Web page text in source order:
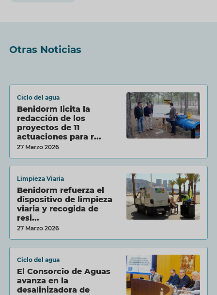
Otras Noticias
Ciclo del agua
Benidorm licita la
redacción de los
proyectos de 11
actuaciones para r...
27 Marzo 2026
Limpieza Viaria
Benidorm refuerza el
dispositivo de limpieza
viaria y recogida de
resi...
27 Marzo 2026
Ciclo del agua
El Consorcio de Aguas
avanza en la
desalinizadora de